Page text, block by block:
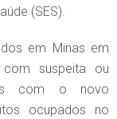
(SES).
em Minas em
suspeita ou
com o novo
ocupados no